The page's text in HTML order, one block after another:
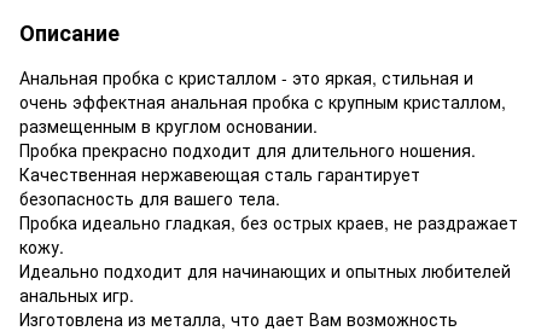
Описание
Анальная пробка с кристаллом - это яркая, стильная и
очень эффектная анальная пробка с крупным кристаллом,
размещенным в круглом основании.
Пробка прекрасно подходит для длительного ношения.
Качественная нержавеющая сталь гарантирует
безопасность для вашего тела.
Пробка идеально гладкая, без острых краев, не раздражает
кожу.
Идеально подходит для начинающих и опытных любителей
анальных игр.
Изготовлена из металла, что дает Вам возможность